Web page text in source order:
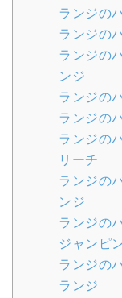
ランジの
ランジの
ランジの
ンジ
ランジの
ランジの
ランジの
リーチ
ランジの
ンジ
ランジの
ジャンピ
ランジの
ランジ